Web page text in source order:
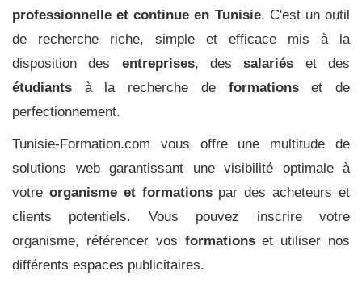
professionnelle et continue en Tunisie. C'est un outil
de recherche riche, simple et efficace mis à la
disposition des entreprises, dessalariés et des
étudiants à la recherche de formationset de
perfectionnement.
Tunisie-Formation.com vous offre une multitude de
solutions web garantissant une visibilité optimale à
votre organisme et formationspar des acheteurs et
clients potentiels. Vous pouvez inscrire votre
organisme, référencer vos formationset utiliser nos
différents espaces publicitaires.